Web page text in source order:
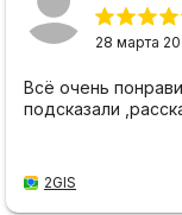
28 марта
Всё очень
подсказали
2GIS